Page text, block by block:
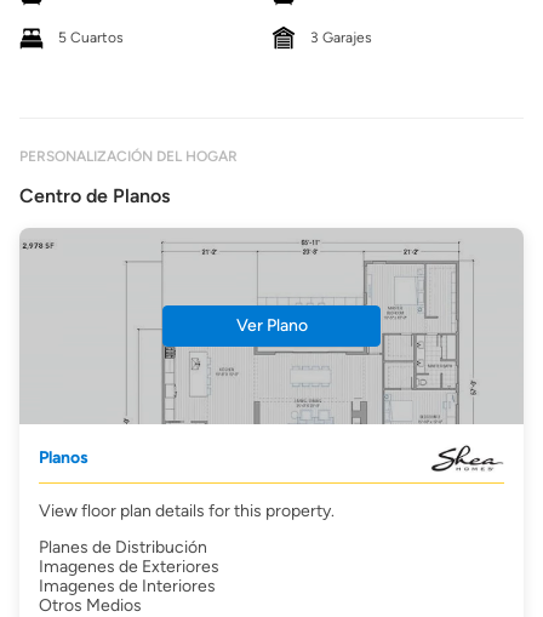
5 Cuartos 3 Garajes
PERSONALIZACIÓN DEL HOGAR
Centro de Planos
Ver Plano
Planos
View floor plan details for this property.
Planes de Distribución
Imagenes de Exteriores
Imagenes de Interiores
Otros Medios